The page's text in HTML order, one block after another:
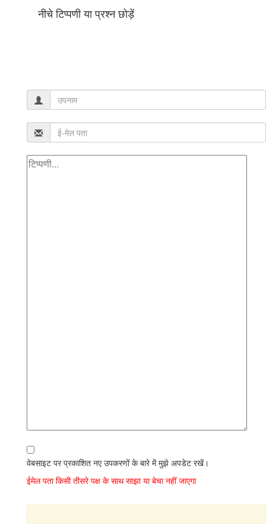
नीचे टिप्पणी या प्रश्न छोड़ें
वेबसाइट पर प्रकाशित नए उपकरणों के बारे में मुझे अपडेट रखें।
ईमेल पता किसी तीसरे पक्ष के साथ साझा या बेचा नहीं जाएगा